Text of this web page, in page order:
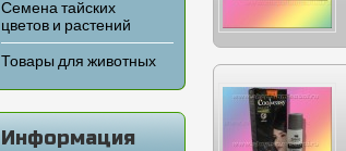
Семена тайских
цветов и растений
Товары для животных
Информация